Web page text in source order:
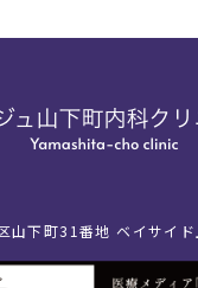
山下町31番地 ベイサイ